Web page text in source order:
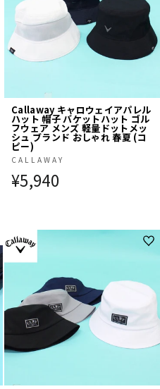
Callaway キャロウェイアパレル
ハット 帽子 バケットハット ゴル
フウェア メンズ 軽量ドットメッ
シュ ブランド おしゃれ 春夏 (コ
ピー)
CALLAWAY
¥5,940